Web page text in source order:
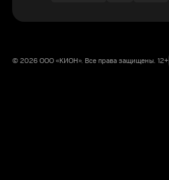
© 2026 ООО «КИОН». Все права защищены. 12+